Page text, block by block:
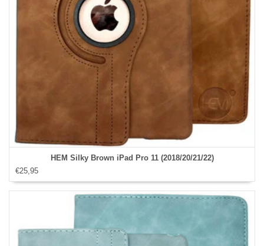
HEM Silky Brown iPad Pro 11 (2018/20/21/22)
€25,95